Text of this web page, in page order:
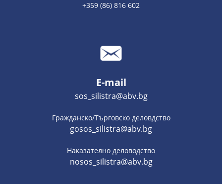
+359 (86) 816 602
E-mail
sos_silistra@abv.bg
Гражданско/Търговско деловдство
gosos_silistra@abv.bg
Наказателно деловодство
nosos_silistra@abv.bg